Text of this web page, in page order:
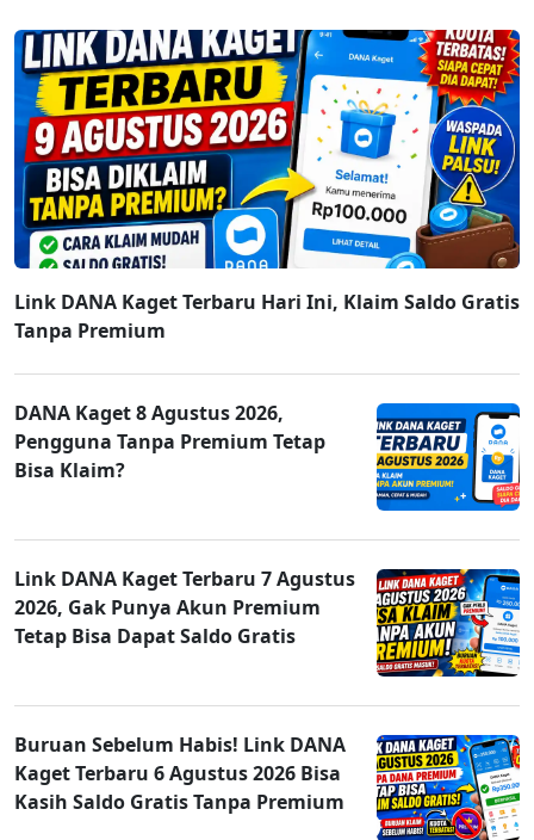
Link DANA Kaget Terbaru Hari Ini, Klaim Saldo Gratis
Tanpa Premium
DANA Kaget 8 Agustus 2026,
Pengguna Tanpa Premium Tetap
Bisa Klaim?
Link DANA Kaget Terbaru 7 Agustus
2026, Gak Punya Akun Premium
Tetap Bisa Dapat Saldo Gratis
Buruan Sebelum Habis! Link DANA
Kaget Terbaru 6 Agustus 2026 Bisa
Kasih Saldo Gratis Tanpa Premium